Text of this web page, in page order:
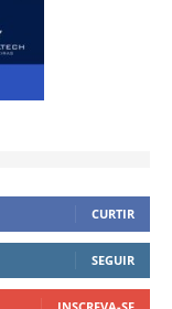
CURTIR
SEGUIR